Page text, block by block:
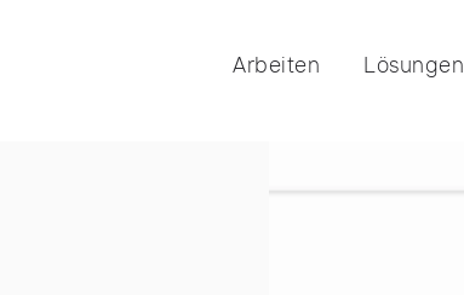
Arbeiten Lösungen